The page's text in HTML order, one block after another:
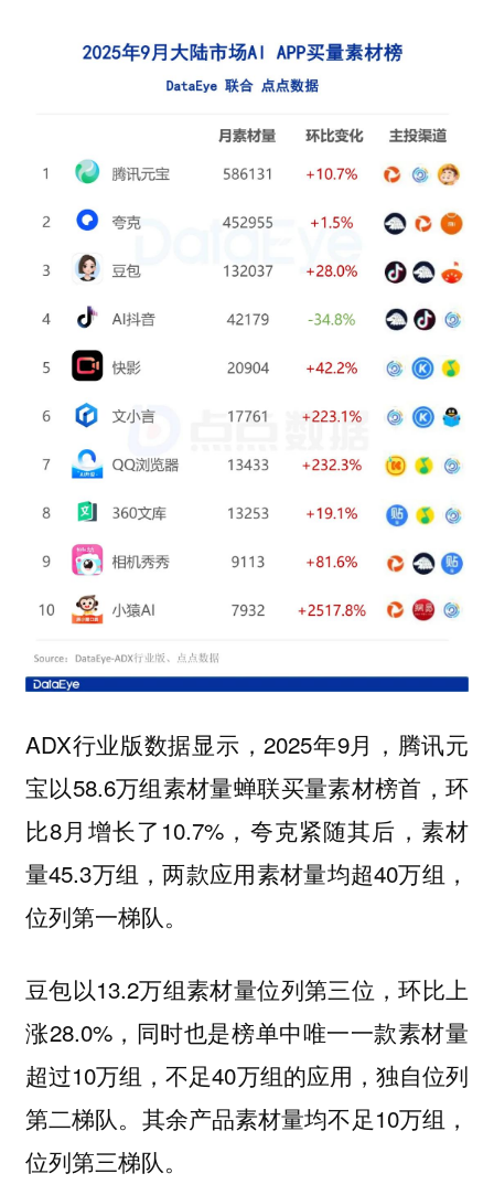
ADX行业版数据显示，2025年9月，腾讯元
宝以58.6万组素材量蝉联买量素材榜首，环
比8月增长了10.7%，夸克紧随其后，素材
量45.3万组，两款应用素材量均超40万组，
位列第一梯队。
豆包以13.2万组素材量位列第三位，环比上
涨28.0%，同时也是榜单中唯一一款素材量
超过10万组，不足40万组的应用，独自位列
第二梯队。其余产品素材量均不足10万组，
位列第三梯队。